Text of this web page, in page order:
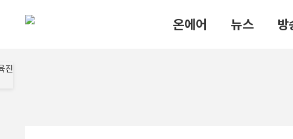
온에어 뉴스 방